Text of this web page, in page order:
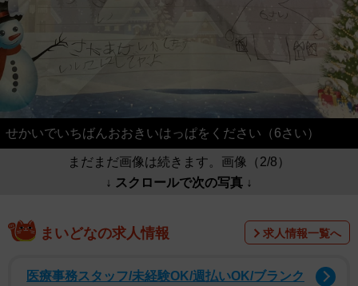
せかいでいちばんおおきいはっぱをください（6さい）
まだまだ画像は続きます。画像（2/8）
↓ スクロールで次の写真 ↓
まいどなの求人情報 求人情報一覧へ
医療事務スタッフ/未経験OK/週払いOK/ブランク